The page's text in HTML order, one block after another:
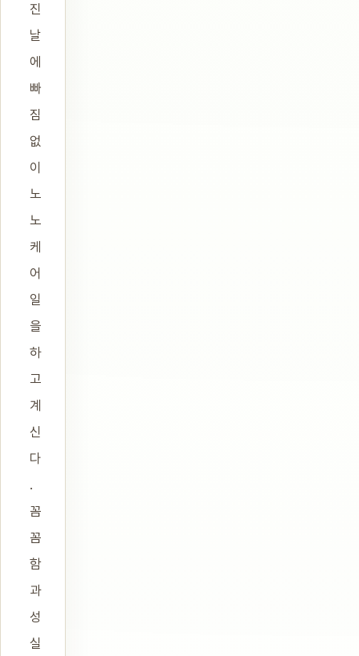
진
날
에
빠
짐
없
이
노
노
케
어
일
을
하
고
계
신
다
.
꼼
꼼
함
과
성
실